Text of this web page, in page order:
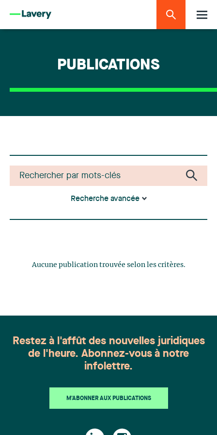
PUBLICATIONS
Recherche avancée
Aucune publication trouvée selon les critères.
Restez à l'affût des nouvelles juridiques
de l'heure. Abonnez-vous à notre
infolettre.
M'ABONNER AUX PUBLICATIONS